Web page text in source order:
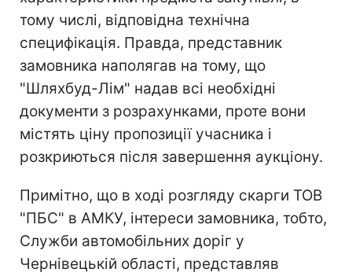
тому числі, відповідна технічна
специфікація. Правда, представник
замовника наполягав на тому, що
"Шляхбуд-Лім" надав всі необхідні
документи з розрахунками, проте вони
містять ціну пропозиції учасника і
розкриються після завершення аукціону.
Примітно, що в ході розгляду скарги ТОВ
"ПБС" в АМКУ, інтереси замовника, тобто,
Служби автомобільних доріг у
Чернівецькій області, представляв